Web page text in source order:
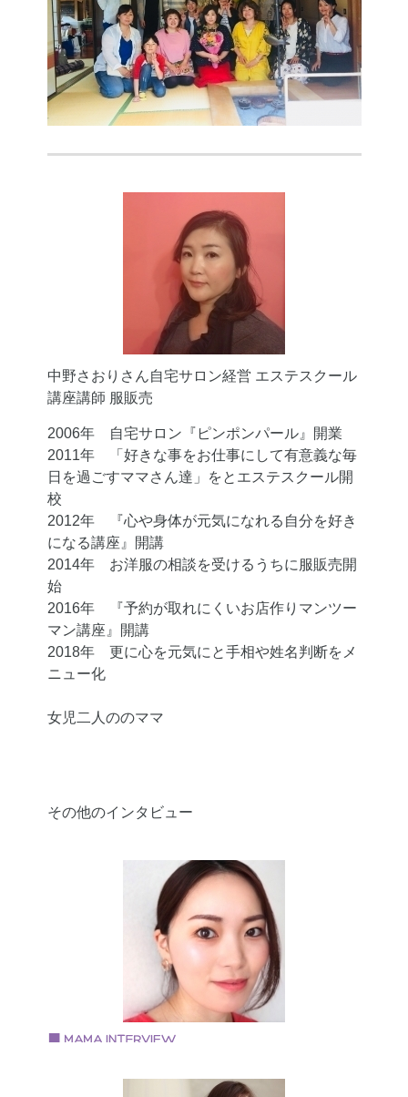
中野さおりさん自宅サロン経営 エステスクール
講座講師 服販売
2006年 自宅サロン『ピンポンパール』開業
2011年 「好きな事をお仕事にして有意義な毎
日を過ごすママさん達」をとエステスクール開
校
2012年 『心や身体が元気になれる自分を好き
になる講座』開講
2014年 お洋服の相談を受けるうちに服販売開
始
2016年 『予約が取れにくいお店作りマンツー
マン講座』開講
2018年 更に心を元気にと手相や姓名判断をメ
ニュー化
女児二人ののママ
その他のインタビュー
藤田 あみさん